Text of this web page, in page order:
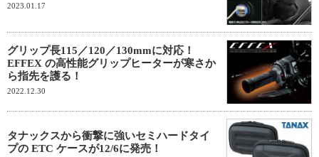
2023.01.17
グリップ長115／120／130mmに対応！
EFFEX の高性能グリップヒーターが寒さか
ら指先を護る！
2022.12.30
タナックスから衝撃に強いセミハードタイ
プの ETC ケースが12/6に発売！